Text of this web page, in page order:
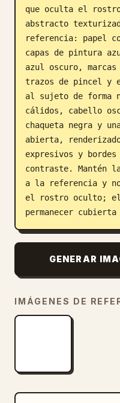
que oculta el
abstracto
referencia: papel
capas de pintura
azul oscuro, marcas
trazos de pincel y
al sujeto de forma
cálidos, cabello
chaqueta negra y
abierta,
expresivos y
contraste. Mantén
a la referencia y
el rostro oculto;
permanecer
GENERAR
IMÁGENES DE